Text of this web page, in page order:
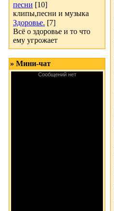
песни [10]
клипы,песни и музыка
Здоровье. [7]
Всё о здоровье и то что
ему угрожает
» Мини-чат